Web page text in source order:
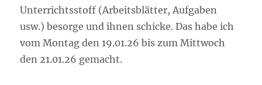
Unterrichtsstoff (Arbeitsblätter, Aufgaben
usw.) besorge und ihnen schicke. Das habe ich
vom Montag den 19.01.26 bis zum Mittwoch
den 21.01.26 gemacht.